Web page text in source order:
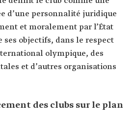
d’une personnalité juridique
et moralement par l’État
ses objectifs, dans le respect
olympique, des
et d’autres organisations
des clubs sur le plan